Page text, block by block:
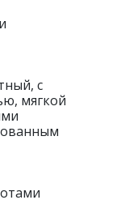
с
мягкой